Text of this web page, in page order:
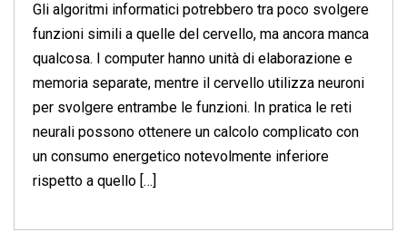
Gli algoritmi informatici potrebbero tra poco svolgere
funzioni simili a quelle del cervello, ma ancora manca
qualcosa. I computer hanno unità di elaborazione e
memoria separate, mentre il cervello utilizza neuroni
per svolgere entrambe le funzioni. In pratica le reti
neurali possono ottenere un calcolo complicato con
un consumo energetico notevolmente inferiore
rispetto a quello […]